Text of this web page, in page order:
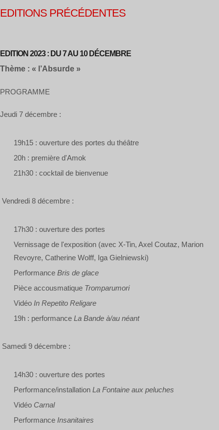
EDITIONS PRÉCÉDENTES
EDITION 2023 : DU 7 AU 10 DÉCEMBRE
Thème : « l’Absurde »
PROGRAMME
Jeudi 7 décembre :
19h15 : ouverture des portes du théâtre
20h : première d'Amok
21h30 : cocktail de bienvenue
Vendredi 8 décembre :
17h30 : ouverture des portes
Vernissage de l'exposition (avec X-Tin, Axel Coutaz, Marion
Revoyre, Catherine Wolff, Iga Gielniewski)
Performance Bris de glace
Pièce accousmatique Tromparumori
Vidéo In Repetito Religare
19h : performance La Bande à/au néant
Samedi 9 décembre :
14h30 : ouverture des portes
Performance/installation La Fontaine aux peluches
Vidéo Carnal
Performance Insanitaires